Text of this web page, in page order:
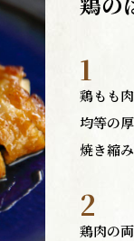
1
鶏もも
均等の
焼き縮
2
鶏肉の